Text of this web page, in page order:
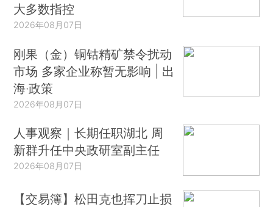
大多数指控
2026年08月07日
刚果（金）铜钴精矿禁令扰动
市场 多家企业称暂无影响 | 出
海·政策
2026年08月07日
人事观察｜长期任职湖北 周
新群升任中央政研室副主任
2026年08月07日
【交易簿】松田克也挥刀止损